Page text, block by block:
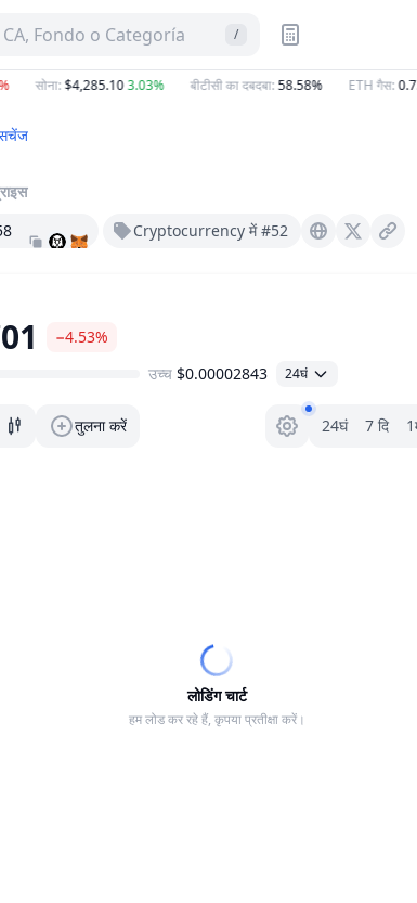
Fondo o Categoría /
सोना:$4,285.103.03% बीटीसी का दबदबा:58.58% ETH गैस:
Cryptocurrency में #52 X (Twitter)
−4.53%
उच्च $0.00002843 24घं
तुलना करें रेंज चयनकर्ता।
24घं 7 दि
लोडिंग चार्ट
हम लोड कर रहे हैं, कृपया प्रतीक्षा करें।